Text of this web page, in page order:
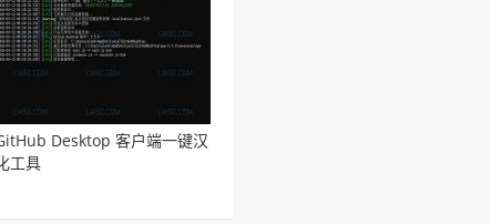
Desktop 客户端一键汉
工具